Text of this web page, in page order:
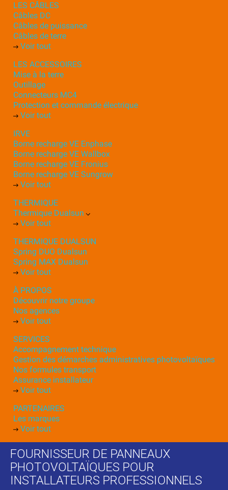
LES CÂBLES
Câbles DC
Câbles de puissance
Câbles de terre
Voir tout
LES ACCESSOIRES
Mise à la terre
Outillage
Connecteurs MC4
Protection et commande électrique
Voir tout
IRVE
Borne recharge VE Enphase
Borne recharge VE Wallbox
Borne recharge VE Fronius
Borne recharge VE Sungrow
Voir tout
THERMIQUE
Thermique Dualsun
Voir tout
THERMIQUE DUALSUN
Spring DUO Dualsun
Spring MAX Dualsun
Voir tout
À PROPOS
Découvrir notre groupe
Nos agences
Voir tout
SERVICES
Accompagnement technique
Gestion des démarches administratives photovoltaïques
Nos formules transport
Assurance installateur
Voir tout
PARTENAIRES
Les marques
Voir tout
FOURNISSEUR DE PANNEAUX
PHOTOVOLTAÏQUES POUR
INSTALLATEURS PROFESSIONNELS